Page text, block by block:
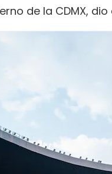
de la CDMX,